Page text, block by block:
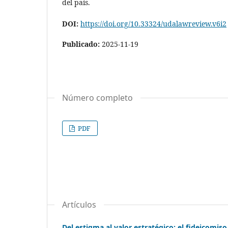
del país.
DOI: https://doi.org/10.33324/udalawreview.v6i2
Publicado: 2025-11-19
Número completo
PDF
Artículos